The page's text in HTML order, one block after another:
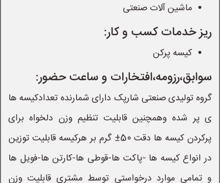
ماشین آلات صنعتی
ریز خدمات کسب و کار:
کیسه پرکن
سوابق،رزومه،افتخارات و ساعت حضور:
گروه تولیدی صنعتی شارپک دارای شمارنده تعدادکیسه ها
ی پر شده وهمچنین قابلیت تنظیم وزن دلخواه برای
پرکردن کیسه ها دقت 50± گرم بر هرکیسه قابلیت توزین
در انواع کیسه ها -پاکت ها-قوطی ها-کارتن ها-فویل ها
و تمامی موارد درخواستی توسط مشتری قابلیت وزن